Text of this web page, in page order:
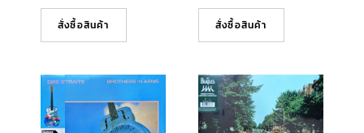
สั่งซื้อสินค้า สั่งซื้อสินค้า